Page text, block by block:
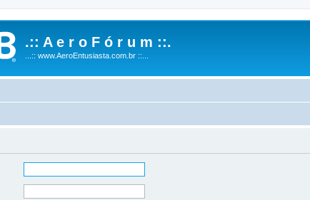
.:: A e r o F ó r u m ::.
...:: www.AeroEntusiasta.com.br ::...